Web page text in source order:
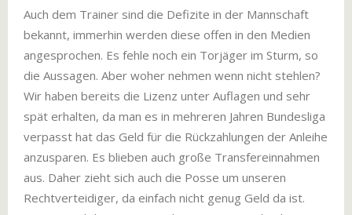
Auch dem Trainer sind die Defizite in der Mannschaft
bekannt, immerhin werden diese offen in den Medien
angesprochen. Es fehle noch ein Torjäger im Sturm, so
die Aussagen. Aber woher nehmen wenn nicht stehlen?
Wir haben bereits die Lizenz unter Auflagen und sehr
spät erhalten, da man es in mehreren Jahren Bundesliga
verpasst hat das Geld für die Rückzahlungen der Anleihe
anzusparen. Es blieben auch große Transfereinnahmen
aus. Daher zieht sich auch die Posse um unseren
Rechtverteidiger, da einfach nicht genug Geld da ist.